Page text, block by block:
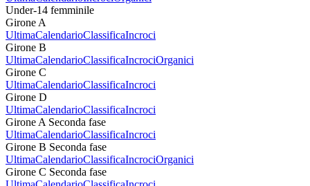
Under-14 femminile
Girone A
UltimaCalendarioClassificaIncroci
Girone B
UltimaCalendarioClassificaIncrociOrganici
Girone C
UltimaCalendarioClassificaIncroci
Girone D
UltimaCalendarioClassificaIncroci
Girone A Seconda fase
UltimaCalendarioClassificaIncroci
Girone B Seconda fase
UltimaCalendarioClassificaIncrociOrganici
Girone C Seconda fase